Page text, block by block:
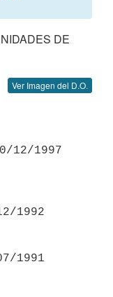
DE
Ver Imagen del D.O.
12/1997
1992
1991